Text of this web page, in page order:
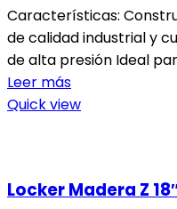
Características:
de calidad industrial y
de alta presión Ideal
Leer más
Quick view
Locker Madera Z